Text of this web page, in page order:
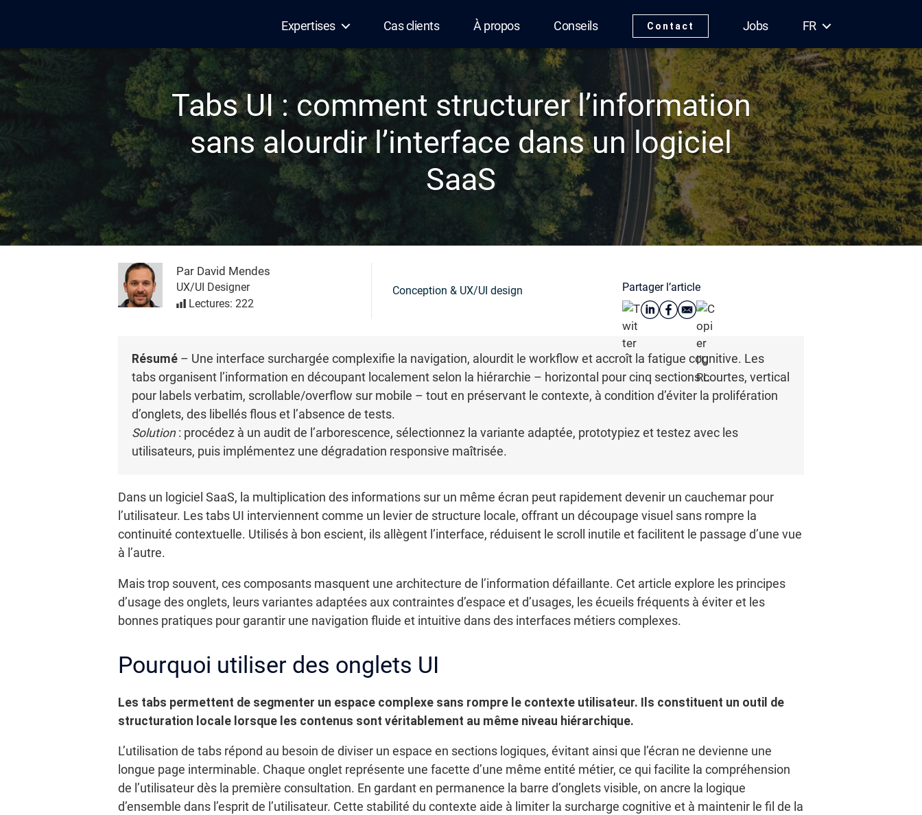
Expertises Cas clients À propos Conseils Contact Jobs FR
Tabs UI : comment structurer l’information
sans alourdir l’interface dans un logiciel
SaaS
Par David Mendes
UX/UI Designer
Lectures: 222
Conception & UX/UI design Partager l’article
Résumé – Une interface surchargée complexifie la navigation, alourdit le workflow et accroît la fatigue cognitive. Les
tabs organisent l’information en découpant localement selon la hiérarchie – horizontal pour cinq sections courtes, vertical
pour labels verbatim, scrollable/overflow sur mobile – tout en préservant le contexte, à condition d’éviter la prolifération
d’onglets, des libellés flous et l’absence de tests.
Solution : procédez à un audit de l’arborescence, sélectionnez la variante adaptée, prototypiez et testez avec les
utilisateurs, puis implémentez une dégradation responsive maîtrisée.
Dans un logiciel SaaS, la multiplication des informations sur un même écran peut rapidement devenir un cauchemar pour
l’utilisateur. Les tabs UI interviennent comme un levier de structure locale, offrant un découpage visuel sans rompre la
continuité contextuelle. Utilisés à bon escient, ils allègent l’interface, réduisent le scroll inutile et facilitent le passage d’une vue
à l’autre.
Mais trop souvent, ces composants masquent une architecture de l’information défaillante. Cet article explore les principes
d’usage des onglets, leurs variantes adaptées aux contraintes d’espace et d’usages, les écueils fréquents à éviter et les
bonnes pratiques pour garantir une navigation fluide et intuitive dans des interfaces métiers complexes.
Pourquoi utiliser des onglets UI
Les tabs permettent de segmenter un espace complexe sans rompre le contexte utilisateur. Ils constituent un outil de
structuration locale lorsque les contenus sont véritablement au même niveau hiérarchique.
L’utilisation de tabs répond au besoin de diviser un espace en sections logiques, évitant ainsi que l’écran ne devienne une
longue page interminable. Chaque onglet représente une facette d’une même entité métier, ce qui facilite la compréhension
de l’utilisateur dès la première consultation. En gardant en permanence la barre d’onglets visible, on ancre la logique
d’ensemble dans l’esprit de l’utilisateur. Cette stabilité du contexte aide à limiter la surcharge cognitive et à maintenir le fil de la